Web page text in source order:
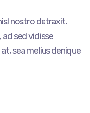
nostro detraxit.
ad sed vidisse
sea melius denique